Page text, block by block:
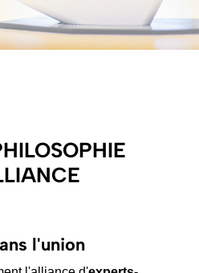
l'union